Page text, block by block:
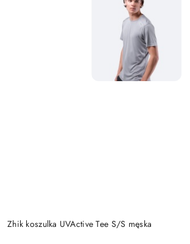
Zhik koszulka UVActive Tee S/S męska